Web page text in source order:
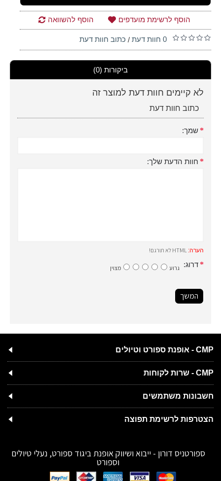
הוסף לרשימת מועדפים הוסף להשוואה
0 חוות דעת / כתוב חוות דעת
ביקורות (0)
לא קיימים חוות דעת למוצר זה
כתוב חוות דעת
שמך:
חוות הדעת שלך:
הערה:
דרוג: גרוע מצוין
המשך
CMP - אופנת ספורט וטיולים
CMP - שרות לקוחות
חשבונות משתמשים
הצטרפות לרשימת תפוצה
ספורטניס דורון - ייבוא ושיווק אופנת ביגוד ספורט, נעלי טיולים
וספורט